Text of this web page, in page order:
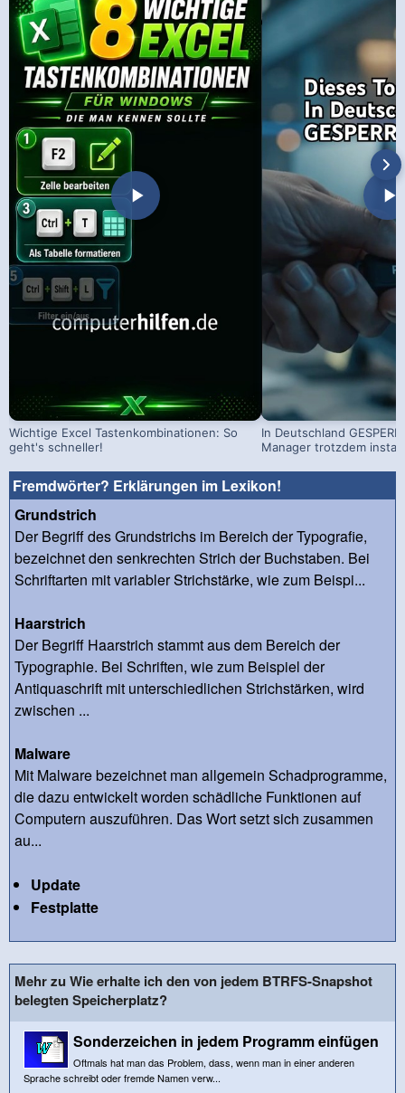
Wichtige Excel Tastenkombinationen: So
geht's schneller!
In Deutschland
Manager trotzdem
Fremdwörter? Erklärungen im Lexikon!
Grundstrich
Der Begriff des Grundstrichs im Bereich der Typografie,
bezeichnet den senkrechten Strich der Buchstaben. Bei
Schriftarten mit variabler Strichstärke, wie zum Beispi...
Haarstrich
Der Begriff Haarstrich stammt aus dem Bereich der
Typographie. Bei Schriften, wie zum Beispiel der
Antiquaschrift mit unterschiedlichen Strichstärken, wird
zwischen ...
Malware
Mit Malware bezeichnet man allgemein Schadprogramme,
die dazu entwickelt worden schädliche Funktionen auf
Computern auszuführen. Das Wort setzt sich zusammen
au...
Update
Festplatte
Mehr zu Wie erhalte ich den von jedem BTRFS-Snapshot
belegten Speicherplatz?
Sonderzeichen in jedem Programm einfügen
Oftmals hat man das Problem, dass, wenn man in einer anderen
Sprache schreibt oder fremde Namen verw...